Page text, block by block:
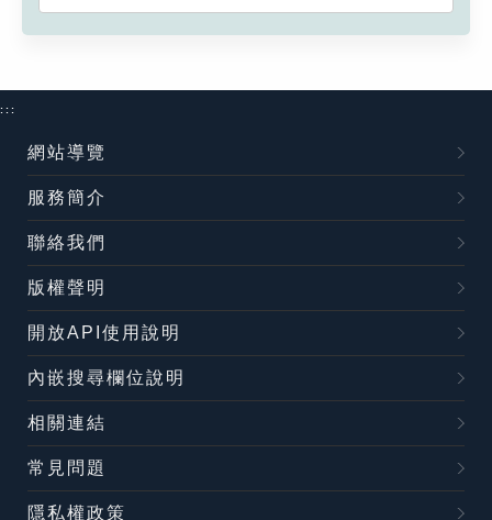
:::
網站導覽
服務簡介
聯絡我們
版權聲明
開放API使用說明
內嵌搜尋欄位說明
相關連結
常見問題
隱私權政策